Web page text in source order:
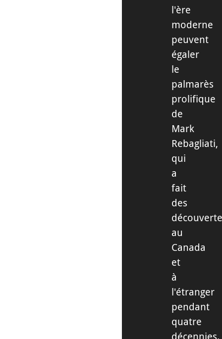
l'ère
moderne
peuvent
égaler
le
palmarès
prolifique
de
Mark
Rebagliati,
qui
a
fait
des
au
Canada
et
à
l'étranger
pendant
quatre
décennies.